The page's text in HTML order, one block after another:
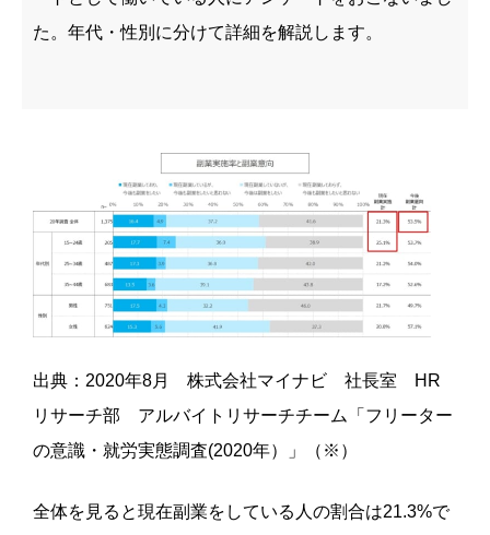
た。年代・性別に分けて詳細を解説します。
出典：2020年8月 株式会社マイナビ 社長室 HR
リサーチ部 アルバイトリサーチチーム「フリーター
の意識・就労実態調査(2020年）」（※）
全体を見ると現在副業をしている人の割合は21.3%で